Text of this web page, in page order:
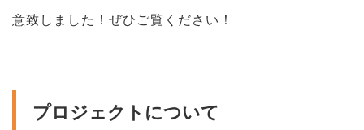
意致しました！ぜひご覧ください！
プロジェクトについて